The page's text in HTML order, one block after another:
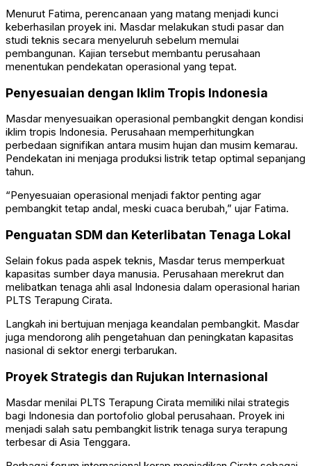
Menurut Fatima, perencanaan yang matang menjadi kunci
keberhasilan proyek ini. Masdar melakukan studi pasar dan
studi teknis secara menyeluruh sebelum memulai
pembangunan. Kajian tersebut membantu perusahaan
menentukan pendekatan operasional yang tepat.
Penyesuaian dengan Iklim Tropis Indonesia
Masdar menyesuaikan operasional pembangkit dengan kondisi
iklim tropis Indonesia. Perusahaan memperhitungkan
perbedaan signifikan antara musim hujan dan musim kemarau.
Pendekatan ini menjaga produksi listrik tetap optimal sepanjang
tahun.
“Penyesuaian operasional menjadi faktor penting agar
pembangkit tetap andal, meski cuaca berubah,” ujar Fatima.
Penguatan SDM dan Keterlibatan Tenaga Lokal
Selain fokus pada aspek teknis, Masdar terus memperkuat
kapasitas sumber daya manusia. Perusahaan merekrut dan
melibatkan tenaga ahli asal Indonesia dalam operasional harian
PLTS Terapung Cirata.
Langkah ini bertujuan menjaga keandalan pembangkit. Masdar
juga mendorong alih pengetahuan dan peningkatan kapasitas
nasional di sektor energi terbarukan.
Proyek Strategis dan Rujukan Internasional
Masdar menilai PLTS Terapung Cirata memiliki nilai strategis
bagi Indonesia dan portofolio global perusahaan. Proyek ini
menjadi salah satu pembangkit listrik tenaga surya terapung
terbesar di Asia Tenggara.